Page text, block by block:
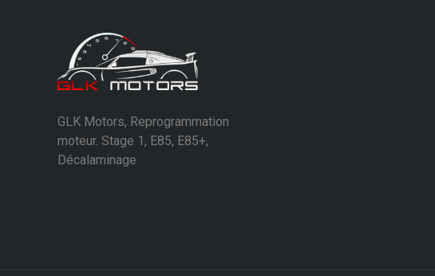
GLK Motors, Reprogrammation
moteur. Stage 1, E85, E85+,
Décalaminage